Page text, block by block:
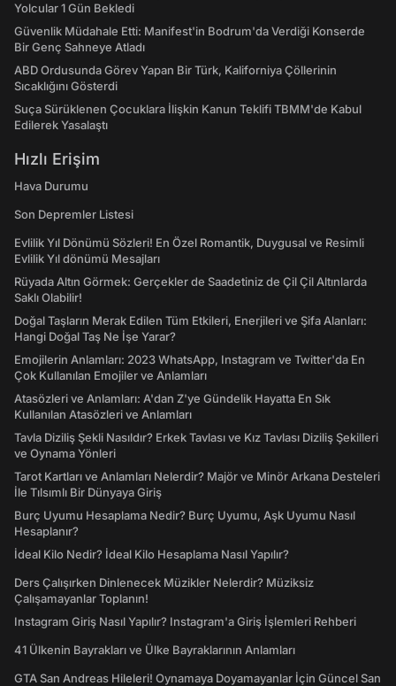
Yolcular 1 Gün Bekledi
Güvenlik Müdahale Etti: Manifest'in Bodrum'da Verdiği Konserde
Bir Genç Sahneye Atladı
ABD Ordusunda Görev Yapan Bir Türk, Kaliforniya Çöllerinin
Sıcaklığını Gösterdi
Suça Sürüklenen Çocuklara İlişkin Kanun Teklifi TBMM'de Kabul
Edilerek Yasalaştı
Hızlı Erişim
Hava Durumu
Son Depremler Listesi
Evlilik Yıl Dönümü Sözleri! En Özel Romantik, Duygusal ve Resimli
Evlilik Yıl dönümü Mesajları
Rüyada Altın Görmek: Gerçekler de Saadetiniz de Çil Çil Altınlarda
Saklı Olabilir!
Doğal Taşların Merak Edilen Tüm Etkileri, Enerjileri ve Şifa Alanları:
Hangi Doğal Taş Ne İşe Yarar?
Emojilerin Anlamları: 2023 WhatsApp, Instagram ve Twitter'da En
Çok Kullanılan Emojiler ve Anlamları
Atasözleri ve Anlamları: A'dan Z'ye Gündelik Hayatta En Sık
Kullanılan Atasözleri ve Anlamları
Tavla Diziliş Şekli Nasıldır? Erkek Tavlası ve Kız Tavlası Diziliş Şekilleri
ve Oynama Yönleri
Tarot Kartları ve Anlamları Nelerdir? Majör ve Minör Arkana Desteleri
İle Tılsımlı Bir Dünyaya Giriş
Burç Uyumu Hesaplama Nedir? Burç Uyumu, Aşk Uyumu Nasıl
Hesaplanır?
İdeal Kilo Nedir? İdeal Kilo Hesaplama Nasıl Yapılır?
Ders Çalışırken Dinlenecek Müzikler Nelerdir? Müziksiz
Çalışamayanlar Toplanın!
Instagram Giriş Nasıl Yapılır? Instagram'a Giriş İşlemleri Rehberi
41 Ülkenin Bayrakları ve Ülke Bayraklarının Anlamları
GTA San Andreas Hileleri! Oynamaya Doyamayanlar İçin Güncel San